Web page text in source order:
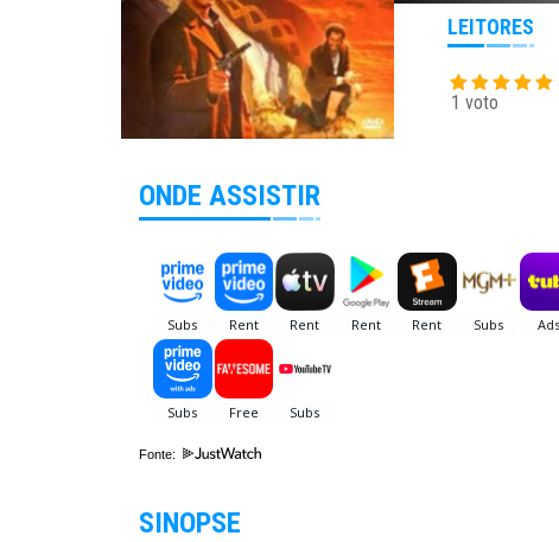
LEITORES
1 voto
ONDE ASSISTIR
Fonte:
SINOPSE